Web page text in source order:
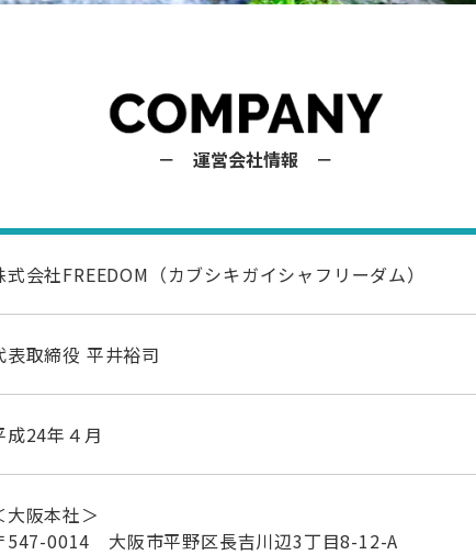
－ 運営会社情報 －
式会社FREEDOM（カブシキガイシャフリーダム）
表取締役 平井裕司
成24年４月
大阪本社＞
547-0014 大阪市平野区長吉川辺3丁目8-12-A